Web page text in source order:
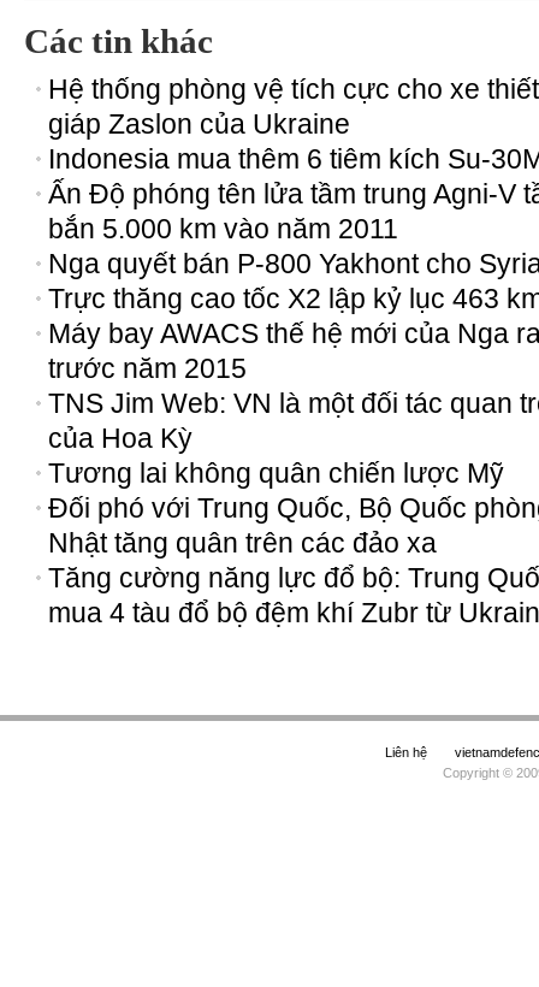
Các tin khác
Hệ thống phòng vệ tích cực cho xe thiết
giáp Zaslon của Ukraine
Indonesia mua thêm 6 tiêm kích Su-
Ấn Độ phóng tên lửa tầm trung Agni-V
bắn 5.000 km vào năm 2011
Nga quyết bán P-800 Yakhont cho
Trực thăng cao tốc X2 lập kỷ lục 463
Máy bay AWACS thế hệ mới của Nga
trước năm 2015
TNS Jim Web: VN là một đối tác quan
của Hoa Kỳ
Tương lai không quân chiến lược Mỹ
Đối phó với Trung Quốc, Bộ Quốc
Nhật tăng quân trên các đảo xa
Tăng cường năng lực đổ bộ: Trung
mua 4 tàu đổ bộ đệm khí Zubr từ
Liên hệ
Copyright ©